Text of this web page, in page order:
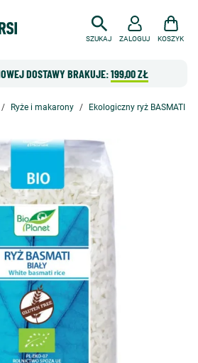
SZUKAJ
DOSTAWY BRAKUJE:199,00 ZŁ
ZALOGUJ KOSZYK
Ryże i makarony
Ekologiczny ryż BASMATI